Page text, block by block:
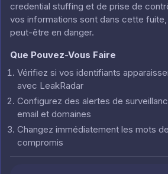
credential stuffing et de prise de
vos informations sont dans cette
peut-être en danger.
Que Pouvez-Vous Faire
Vérifiez si vos identifiants
avec LeakRadar
Configurez des alertes de
email et domaines
Changez immédiatement les mots
compromis